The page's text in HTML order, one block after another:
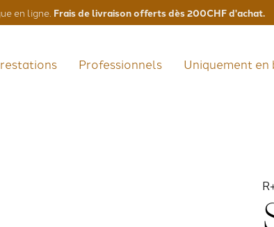
en ligne. Frais de livraison offerts dès 200CHF d'achat.
Professionnels Uniquement en